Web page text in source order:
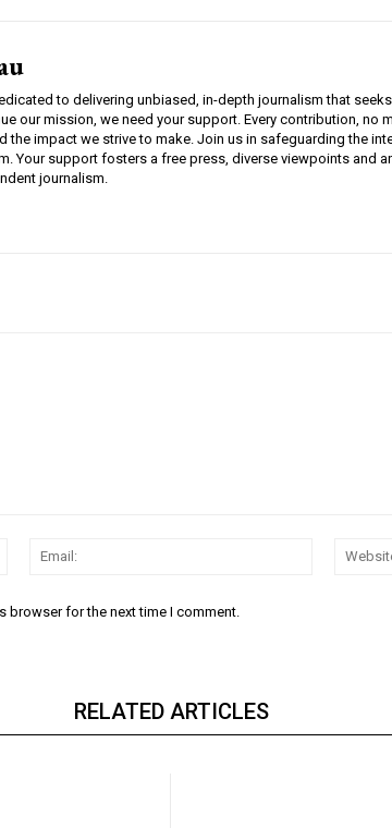
to delivering unbiased, in-depth journalism that
our mission, we need your support. Every contribution, no
the impact we strive to make. Join us in safeguarding the
Your support fosters a free press, diverse viewpoints and
journalism.
Name:
Email:
browser for the next time I comment.
RELATED ARTICLES